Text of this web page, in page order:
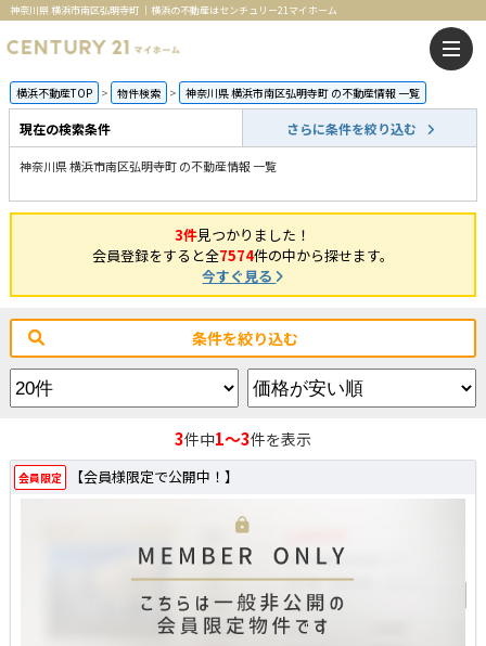
神奈川県 横浜市南区弘明寺町 ｜横浜の不動産はセンチュリー21マイホーム
横浜不動産TOP 物件検索 神奈川県 横浜市南区弘明寺町 の不動産情報 一覧
現在の検索条件 さらに条件を絞り込む
神奈川県 横浜市南区弘明寺町 の不動産情報 一覧
3件見つかりました！
会員登録をすると全7574件の中から探せます。
今すぐ見る
条件を絞り込む
3件中1～3件を表示
会員限定 【会員様限定で公開中！】